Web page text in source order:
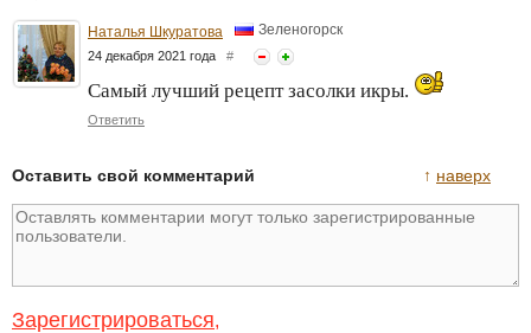
Наталья Шкуратова Зеленогорск
24 декабря 2021 года #
Самый лучший рецепт засолки икры.
Ответить
↑ наверх
Оставить свой комментарий
Зарегистрироваться,